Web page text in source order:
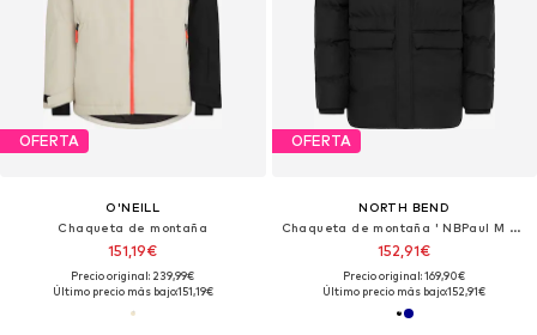
OFERTA
O'NEILL
Chaqueta de montaña
151,19€
Precio original: 239,99€
Último precio más bajo:151,19€
OFERTA
NORTH BEND
Chaqueta de montaña ' NBPaul M CFT+ Puffer Jacket '
152,91€
Precio original: 169,90€
Último precio más bajo:152,91€